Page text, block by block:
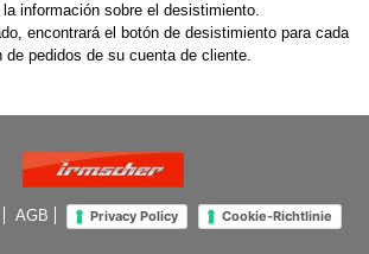
información sobre el desistimiento.
encontrará el botón de desistimiento para cada
de pedidos de su cuenta de cliente.
AGB Privacy Policy Cookie-Richtlinie